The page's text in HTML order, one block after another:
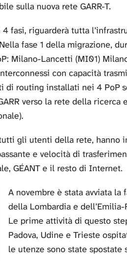
sulla nuova rete GARR-T.
fasi, riguarderà tutta
fase 1 della migrazione,
Milano-Lancetti (MI01)
con capacità
di routing installati nei 4 PoP
verso la rete della ricerca
gli utenti della rete, hanno
e velocità di
GÉANT e il resto di Internet.
A novembre è stata avviata la
della Lombardia e
Le prime attività di questo
Padova, Udine e Trieste
le utenze sono state